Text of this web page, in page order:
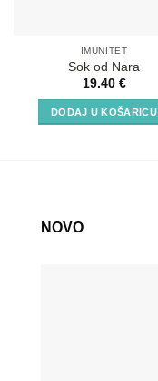
IMUNITET
Sok od Nara
19.40 €
DODAJ U KOŠARICU
NOVO